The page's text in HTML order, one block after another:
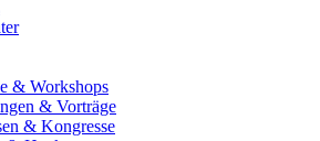
& Workshops
& Vorträge
& Kongresse